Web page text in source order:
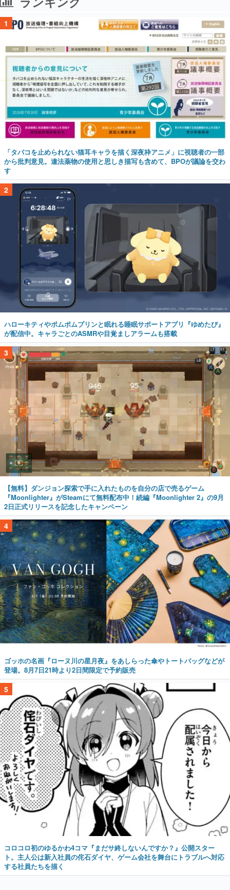
1
「タバコを止められない猫耳キャラを描く深夜枠アニメ」に視聴者の一部
から批判意見。違法薬物の使用と思しき描写も含めて、BPOが議論を交わ
す
2
ハローキティやポムポムプリンと眠れる睡眠サポートアプリ『ゆめたび』
が配信中。キャラごとのASMRや目覚ましアラームも搭載
3
【無料】ダンジョン探索で手に入れたものを自分の店で売るゲーム
『Moonlighter』がSteamにて無料配布中！続編『Moonlighter 2』の9月
2日正式リリースを記念したキャンペーン
4
ゴッホの名画『ローヌ川の星月夜』をあしらった傘やトートバッグなどが
登場。8月7日21時より2日間限定で予約販売
5
コロコロ初のゆるかわ4コマ『まだサ終しないんですか？』公開スター
ト。主人公は新入社員の侘石ダイヤ、ゲーム会社を舞台にトラブルへ対応
する社員たちを描く